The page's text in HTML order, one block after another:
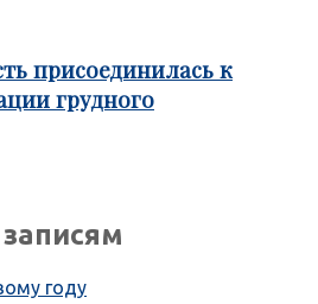
присоединилась к
грудного
году